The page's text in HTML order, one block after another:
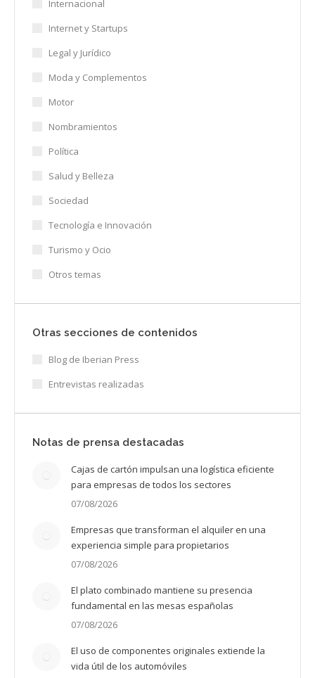
Internacional
Internet y Startups
Legal y Jurídico
Moda y Complementos
Motor
Nombramientos
Política
Salud y Belleza
Sociedad
Tecnología e Innovación
Turismo y Ocio
Otros temas
Otras secciones de contenidos
Blog de Iberian Press
Entrevistas realizadas
Notas de prensa destacadas
Cajas de cartón impulsan una logística eficiente
para empresas de todos los sectores
07/08/2026
Empresas que transforman el alquiler en una
experiencia simple para propietarios
07/08/2026
El plato combinado mantiene su presencia
fundamental en las mesas españolas
07/08/2026
El uso de componentes originales extiende la
vida útil de los automóviles